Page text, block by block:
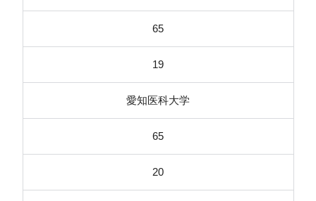
65
19
愛知医科大学
65
20